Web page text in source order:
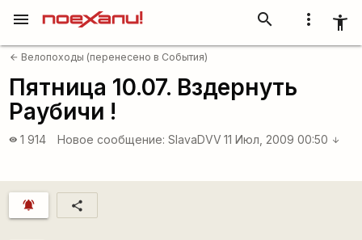
more_vert accessibility_new
search
menu
arrow_back Велопоходы (перенесено в События)
Пятница 10.07. Вздернуть
Раубичи !
visibility 1 914 Новое сообщение: SlavaDVV 11 Июл, 2009 00:50 arrow_downward
notifications_active share